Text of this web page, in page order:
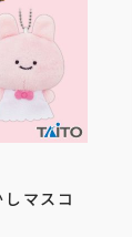
マスコ